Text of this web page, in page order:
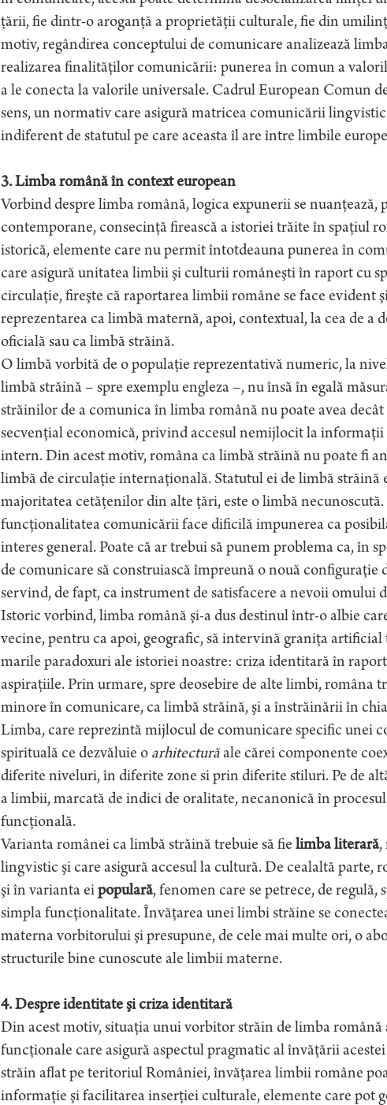
ţării, fie dintr-o aroganţă a proprietăţii culturale, fie din
motiv, regândirea conceptului de comunicare analizează
realizarea finalităţilor comunicării: punerea în comun a
a le conecta la valorile universale. Cadrul European Comun
sens, un normativ care asigură matricea comunicării
indiferent de statutul pe care aceasta îl are între limbile
3. Limba română în context european
Vorbind despre limba română, logica expunerii se
contemporane, consecinţă firească a istoriei trăite în spaţiul
istorică, elemente care nu permit întotdeauna punerea în
care asigură unitatea limbii şi culturii româneşti în raport cu
circulaţie, fireşte că raportarea limbii române se face evident
reprezentarea ca limbă maternă, apoi, contextual, la cea de a
oficială sau ca limbă străină.
O limbă vorbită de o populaţie reprezentativă numeric, la
limbă străină – spre exemplu engleza –, nu însă în egală
străinilor de a comunica în limba română nu poate avea
secvenţial economică, privind accesul nemijlocit la
intern. Din acest motiv, româna ca limbă străină nu poate fi
limbă de circulaţie internaţională. Statutul ei de limbă străină
majoritatea cetăţenilor din alte ţări, este o limbă
funcţionalitatea comunicării face dificilă impunerea ca
interes general. Poate că ar trebui să punem problema ca, în
de comunicare să construiască împreună o nouă
servind, de fapt, ca instrument de satisfacere a nevoii omului
Istoric vorbind, limba română şi-a dus destinul într-o albie
vecine, pentru ca apoi, geografic, să intervină graniţa
marile paradoxuri ale istoriei noastre: criza identitară în
aspiraţiile. Prin urmare, spre deosebire de alte limbi, româna
minore în comunicare, ca limbă străină, şi a înstrăinării în
Limba, care reprezintă mijlocul de comunicare specific unei
spirituală ce dezvăluie o arhitecturăale cărei componente
diferite niveluri, în diferite zone si prin diferite stiluri. Pe de
a limbii, marcată de indici de oralitate, necanonică în
funcţională.
Varianta românei ca limbă străină trebuie să fie limba literară,
lingvistic şi care asigură accesul la cultură. De cealaltă parte,
şi în varianta eipopulară, fenomen care se petrece, de
simpla funcţionalitate. Învăţarea unei limbi străine se
materna vorbitorului şi presupune, de cele mai multe ori, o
structurile bine cunoscute ale limbii materne.
4. Despre identitate şi criza identitară
Din acest motiv, situaţia unui vorbitor străin de limba
funcţionale care asigură aspectul pragmatic al învăţării
străin aflat pe teritoriul României, învăţarea limbii române
informaţie şi facilitarea inserţiei culturale, elemente care pot